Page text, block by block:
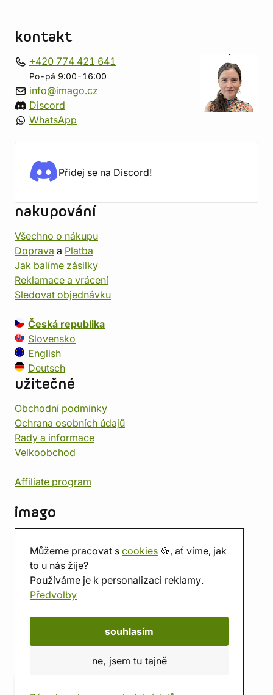
Můžeme pracovat s cookies 🍪, ať víme, jak
to u nás žije?
Používáme je k personalizaci reklamy.
Předvolby
souhlasím
ne, jsem tu tajně
kontakt
+420 774 421 641
Po-pá 9:00-16:00
info@imago.cz
Discord
WhatsApp
Přidej se na Discord!
nakupování
Všechno o nákupu
Doprava a Platba
Jak balíme zásilky
Reklamace a vrácení
Sledovat objednávku
Česká republika
Slovensko
English
Deutsch
užitečné
Obchodní podmínky
Ochrana osobních údajů
Rady a informace
Velkoobchod
Affiliate program
imago
Prodejna
Herna
O nás
Hodnocení obchodu